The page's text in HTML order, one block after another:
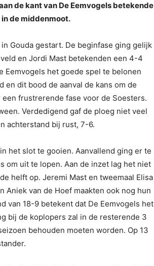
de kant van De Eemvogels betekende
de middenmoot.
Gouda gestart. De beginfase ging gelijk
en Jordi Mast betekenden een 4-4
Eemvogels het goede spel te belonen
dit bood de aanval de kans om de
frustrerende fase voor de Soesters.
Verdedigend gaf de ploeg niet veel
achterstand bij rust, 7-6.
het slot te gooien. Aanvallend ging er te
om uit te lopen. Aan de inzet lag het niet
helft op. Jeremi Mast en tweemaal Elisa
Aniek van de Hoef maakten ook nog hun
van 18-9 betekent dat De Eemvogels het
bij de koplopers zal in de resterende 3
behouden moeten worden. Op 13